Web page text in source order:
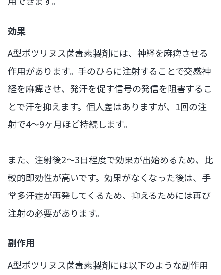
効果
A型ボツリヌス菌毒素製剤には、神経を麻痺させる
作用があります。手のひらに注射することで交感神
経を麻痺させ、発汗を促す信号の発信を阻害するこ
とで汗を抑えます。個人差はありますが、1回の注
射で4～9ヶ月ほど持続します。
また、注射後2～3日程度で効果が出始めるため、比
較的即効性が高いです。効果がなくなった後は、手
掌多汗症が再発してくるため、抑えるためには再び
注射の必要があります。
副作用
A型ボツリヌス菌毒素製剤には以下のような副作用